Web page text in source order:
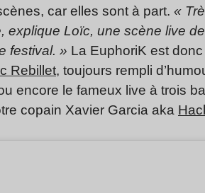
car elles sont à part. «
explique Loïc, une scène live
festival. » La EuphoriK est
Rebillet, toujours rempli
encore le fameux live à trois
copain Xavier Garcia aka